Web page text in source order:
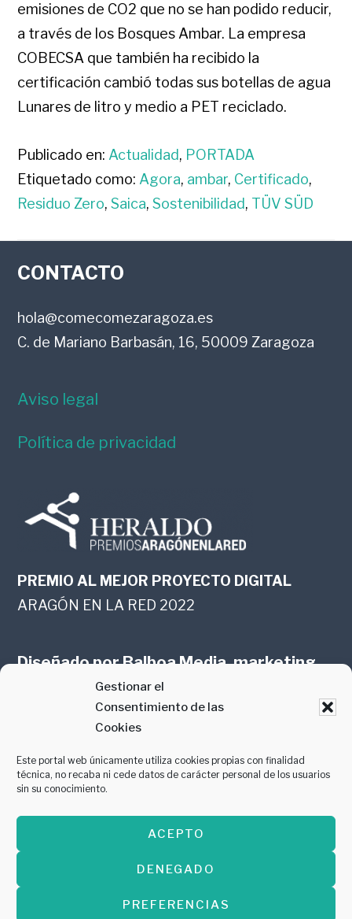
Gestionar el
Consentimiento de las
Cookies
Este portal web únicamente utiliza cookies propias con finalidad
técnica, no recaba ni cede datos de carácter personal de los usuarios
sin su conocimiento.
ACEPTO
DENEGADO
PREFERENCIAS
emisiones de CO2 que no se han podido reducir,
a través de los Bosques Ambar. La empresa
COBECSA que también ha recibido la
certificación cambió todas sus botellas de agua
Lunares de litro y medio a PET reciclado.
Publicado en: Actualidad, PORTADA
Etiquetado como: Agora, ambar, Certificado,
Residuo Zero,Saica,Sostenibilidad, TÜV SÜD
FOOTER
CONTACTO
hola@comecomezaragoza.es
C. de Mariano Barbasán, 16, 50009 Zaragoza
Aviso legal
Política de privacidad
PREMIO AL MEJOR PROYECTO DIGITAL
ARAGÓN EN LA RED 2022
Diseñado porBalboa Media, marketing
online en Zaragoza
PREMIO AL MEJOR CONTENIDO
GASTROMANÍA 2018